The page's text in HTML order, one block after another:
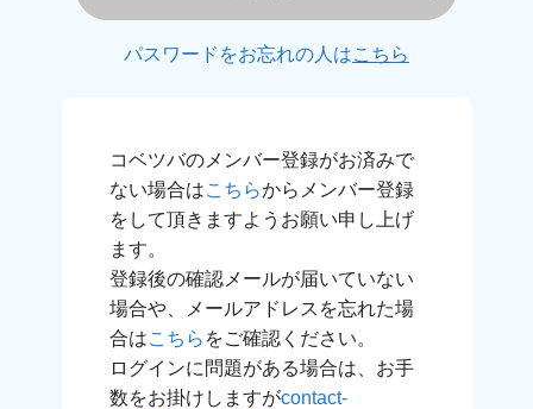
パスワードをお忘れの人はこちら
コベツバのメンバー登録がお済みで
ない場合はこちらからメンバー登録
をして頂きますようお願い申し上げ
ます。
登録後の確認メールが届いていない
場合や、メールアドレスを忘れた場
合はこちら をご確認ください。
ログインに問題がある場合は、お手
数をお掛けしますがcontact-